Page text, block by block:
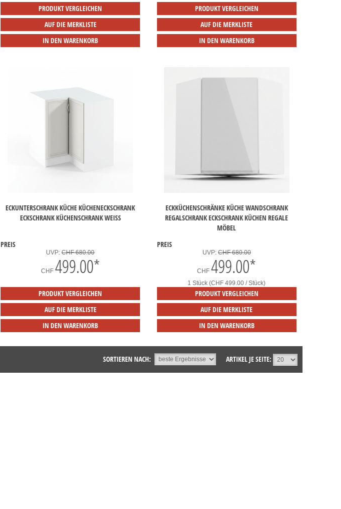
PRODUKT VERGLEICHEN
AUF DIE MERKLISTE
IN DEN WARENKORB
PRODUKT VERGLEICHEN
AUF DIE MERKLISTE
IN DEN WARENKORB
ECKUNTERSCHRANK KÜCHE KÜCHENECKSCHRANK
ECKSCHRANK KÜCHENSCHRANK WEISS
PREIS
UVP:CHF 680.00
CHF 499.00*
PRODUKT VERGLEICHEN
AUF DIE MERKLISTE
IN DEN WARENKORB
ECKKÜCHENSCHRÄNKE KÜCHE WANDSCHRANK
REGALSCHRANK ECKSCHRANK KÜCHEN REGALE
MÖBEL
PREIS
UVP: CHF 680.00
CHF 499.00*
1 Stück (CHF 499.00 / Stück)
PRODUKT VERGLEICHEN
AUF DIE MERKLISTE
IN DEN WARENKORB
ARTIKEL JE SEITE:
SORTIEREN NACH: